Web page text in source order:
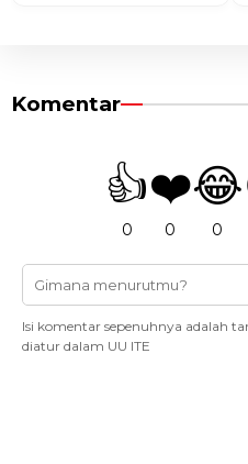
Komentar
👍
0
❤️
0
😂
0
Isi komentar sepenuhnya adalah
diatur dalam UU ITE